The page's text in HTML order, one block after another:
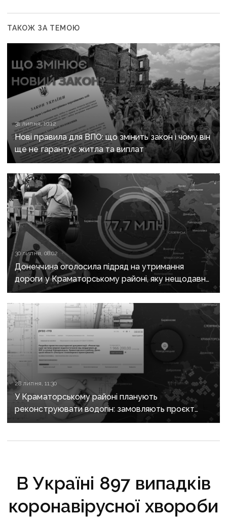
ТАКОЖ ЗА ТЕМОЮ
31 липня, 10:12
Нові правила для ВПО: що змінить закон і чому він
ще не гарантує житла та виплат
30 липня, 08:02
Донеччина оголосила підряд на утримання
дороги у Краматорському районі, яку нещодавно
вже ремонтували
28 липня, 11:30
У Краматорському районі планують
реконструювати водогін: замовляють проєкт
за майже 2 мільйони
В Україні 897 випадків
коронавірусної хвороби